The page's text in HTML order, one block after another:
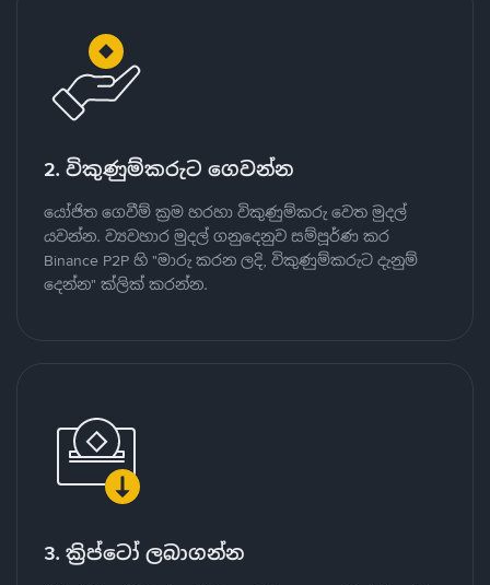
2. විකුණුම්කරුට ගෙවන්න
යෝජිත ගෙවීම් ක්‍රම හරහා විකුණුම්කරු වෙත මුදල්
යවන්න. ව්‍යවහාර මුදල් ගනුදෙනුව සම්පූර්ණ කර
Binance P2P හි "මාරු කරන ලදි, විකුණුම්කරුට දැනුම්
දෙන්න" ක්ලික් කරන්න.
3. ක්‍රිප්ටෝ ලබාගන්න